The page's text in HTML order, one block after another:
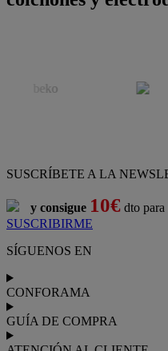
SUSCRÍBETE A LA
y consigue 10€ dto
SUSCRIBIRME
SÍGUENOS EN
CONFORAMA
GUÍA DE COMPRA